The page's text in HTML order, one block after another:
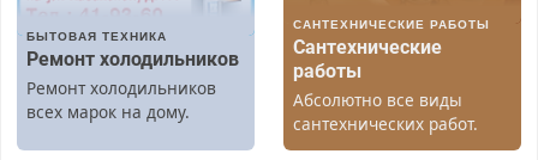
БЫТОВАЯ ТЕХНИКА
Ремонт холодильников
Ремонт холодильников
всех марок на дому.
САНТЕХНИЧЕСКИЕ РАБОТЫ
Сантехнические
работы
Абсолютно все виды
сантехнических работ.
Быстро. Качественно.